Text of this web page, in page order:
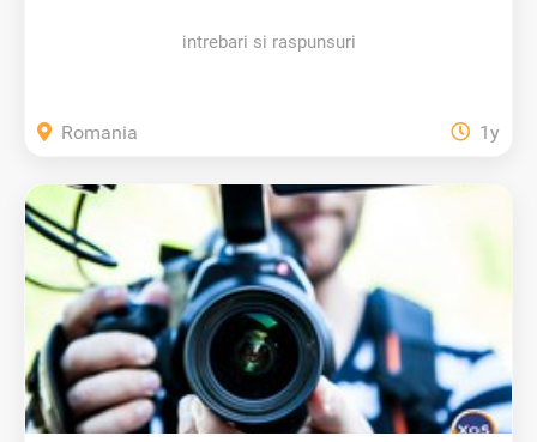
intrebari si raspunsuri
Romania 1y